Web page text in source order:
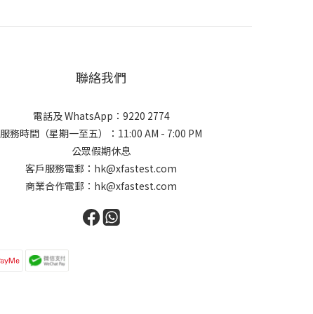
聯絡我們
電話及 WhatsApp：9220 2774
服務時間（星期一至五）：11:00 AM - 7:00 PM
公眾假期休息
客戶服務電郵：hk@xfastest.com
商業合作電郵：hk@xfastest.com